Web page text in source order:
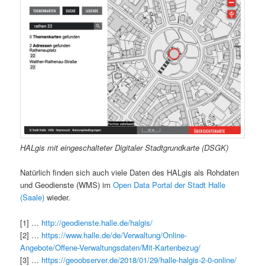
HALgis mit eingeschalteter Digitaler Stadtgrundkarte (DSGK)
Natürlich finden sich auch viele Daten des HALgis als Rohdaten
und Geodienste (WMS) imOpen Data Portal der Stadt Halle
(Saale) wieder.
[1] … http://geodienste.halle.de/halgis/
[2] … https://www.halle.de/de/Verwaltung/Online-
Angebote/Offene-Verwaltungsdaten/Mit-Kartenbezug/
[3] … https://geoobserver.de/2018/01/29/halle-halgis-2-0-online/